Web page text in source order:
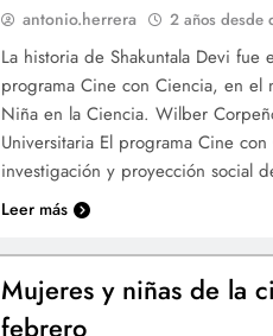
antonio.herrera 2 años desde
La historia de Shakuntala Devi
programa Cine con Ciencia, en el
Niña en la Ciencia. Wilber
Universitaria El programa Cine
investigación y proyección social
Leer más
Mujeres y niñas de la
febrero